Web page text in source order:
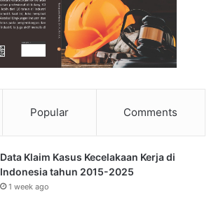
Popular Comments
Data Klaim Kasus Kecelakaan Kerja di
Indonesia tahun 2015-2025
1 week ago